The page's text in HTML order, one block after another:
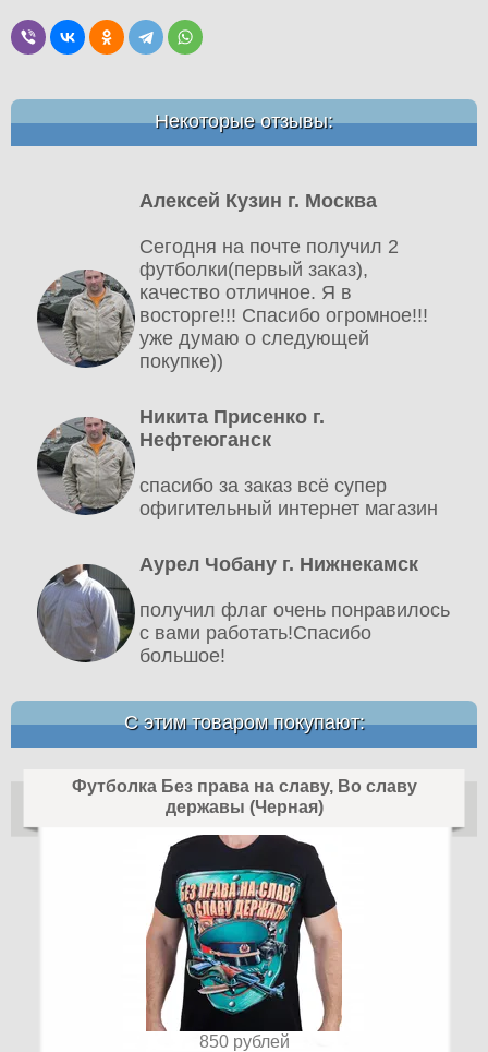
Некоторые отзывы:
Алексей Кузин г. Москва
Сегодня на почте получил 2
футболки(первый заказ),
качество отличное. Я в
восторге!!! Спасибо огромное!!!
уже думаю о следующей
покупке))
Никита Присенко г.
Нефтеюганск
спасибо за заказ всё супер
офигительный интернет магазин
Аурел Чобану г. Нижнекамск
получил флаг очень понравилось
с вами работать!Спасибо
большое!
С этим товаром покупают:
Футболка Без права на славу, Во славу
державы (Черная)
850 рублей